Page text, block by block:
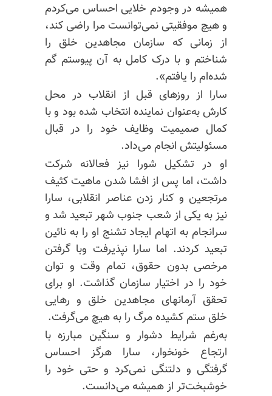
همیشه در وجودم خلایی احساس می‌کردم
و هیچ موفقیتی نمی‌توانست مرا راضی کند،
از زمانی که سازمان مجاهدین خلق را
شناختم و با درک کامل به آن پیوستم گم
شده‌ام را یافتم».
سارا از روزهای قبل از انقلاب در محل
کارش به‌عنوان نماینده انتخاب شده بود و با
کمال صمیمیت وظایف خود را در قبال
مسئولیتش انجام می‌داد.
او در تشکیل شورا نیز فعالانه شرکت
داشت، اما پس از افشا شدن ماهیت کثیف
مرتجعین و کنار زدن عناصر انقلابی، سارا
نیز به یکی از شعب جنوب شهر تبعید شد و
سرانجام به اتهام ایجاد تشنج او را به نائین
تبعید کردند. اما سارا نپذیرفت وبا گرفتن
مرخصی بدون حقوق، تمام وقت و توان
خود را در اختیار سازمان گذاشت. او برای
تحقق آرمانهای مجاهدین خلق و رهایی
خلق ستم کشیده مرگ را به هیچ می‌گرفت.
به‌رغم شرایط دشوار و سنگین مبارزه با
ارتجاع خونخوار، سارا هرگز احساس
گرفتگی و دلتنگی نمی‌کرد و حتی خود را
خوشبخت‌تر از همیشه می‌دانست.